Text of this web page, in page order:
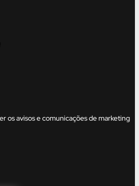
os avisos e comunicações de marketing